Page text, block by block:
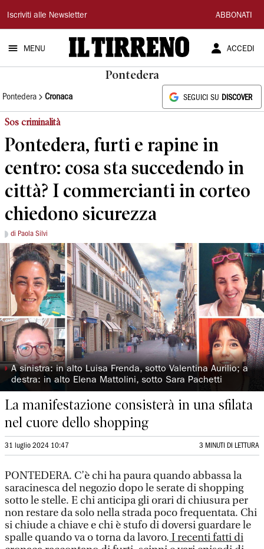
Il
Tirreno
Iscriviti alle Newsletter ABBONATI
MENU ACCEDI
Pontedera
Pontedera Cronaca SEGUICI SU DISCOVER
Sos criminalità
Pontedera, furti e rapine in
centro: cosa sta succedendo in
città? I commercianti in corteo
chiedono sicurezza
di Paola Silvi
◗A sinistra: in alto Luisa Frenda, sotto Valentina Aurilio; a
destra: in alto Elena Mattolini, sotto Sara Pachetti
La manifestazione consisterà in una sfilata
nel cuore dello shopping
31 luglio 2024 10:47 3 MINUTI DI LETTURA
PONTEDERA. C’è chi ha paura quando abbassa la
saracinesca del negozio dopo le serate di shopping
sotto le stelle. E chi anticipa gli orari di chiusura per
non restare da solo nella strada poco frequentata. Chi
si chiude a chiave e chi è stufo di doversi guardare le
spalle quando va o torna da lavoro. I recenti fatti di